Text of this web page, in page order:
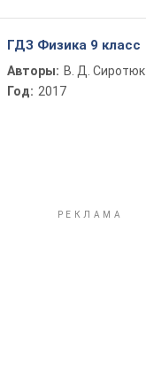
ГДЗ Физика 9 класс
Авторы: В. Д. Сиротюк
Год: 2017